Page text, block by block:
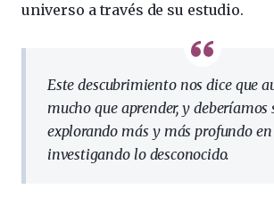
universo a través de su estudio.
Este descubrimiento nos dice que
mucho que aprender, y deberíamos
explorando más y más profundo en
investigando lo desconocido.